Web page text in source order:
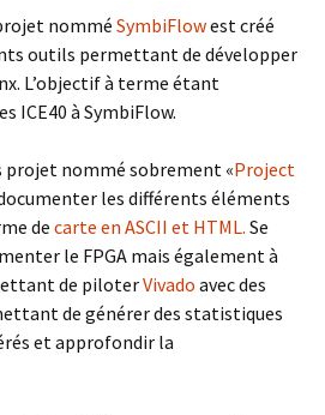
nommé SymbiFlowest créé
outils permettant de développer
L’objectif à terme étant
ICE40 à SymbiFlow.
projet nommé sobrement «Project
les différents éléments
de carte en ASCII et HTML. Se
le FPGA mais également à
de piloterVivado avec des
de générer des statistiques
et approfondir la